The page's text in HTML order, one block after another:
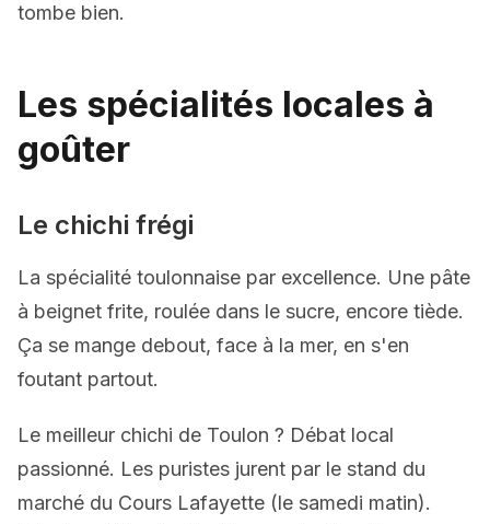
tombe bien.
Les spécialités locales à
goûter
Le chichi frégi
La spécialité toulonnaise par excellence. Une pâte
à beignet frite, roulée dans le sucre, encore tiède.
Ça se mange debout, face à la mer, en s'en
foutant partout.
Le meilleur chichi de Toulon ? Débat local
passionné. Les puristes jurent par le stand du
marché du Cours Lafayette (le samedi matin).